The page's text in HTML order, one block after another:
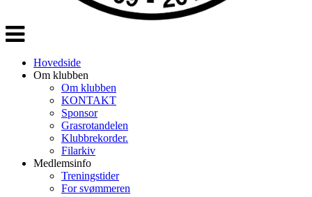
Veksle
navigasjon
Hovedside
Om klubben
Om klubben
KONTAKT
Sponsor
Grasrotandelen
Klubbrekorder.
Filarkiv
Medlemsinfo
Treningstider
For svømmeren